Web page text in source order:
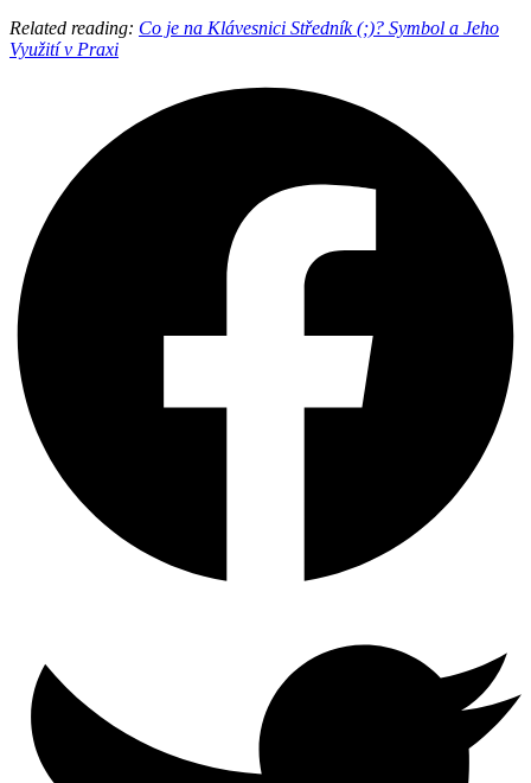
Related reading: Co je na Klávesnici Středník (;)? Symbol a Jeho
Využití v Praxi